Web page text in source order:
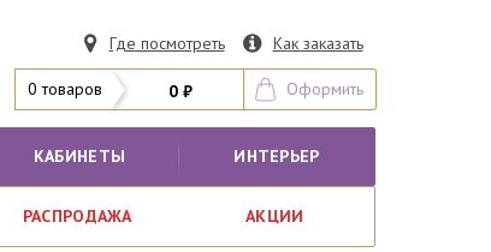
Где посмотреть Как заказать
0 товаров 0 ₽ Оформить
КАБИНЕТЫ ИНТЕРЬЕР
РАСПРОДАЖА АКЦИИ